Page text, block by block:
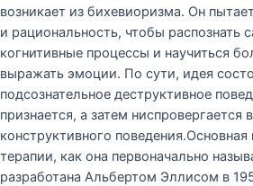
возникает из бихевиоризма. Он
и рациональность, чтобы распознать
когнитивные процессы и научиться
выражать эмоции. По сути, идея
подсознательное деструктивное
признается, а затем ниспровергается
конструктивного
терапии, как она первоначально
разработана Альбертом Эллисом в